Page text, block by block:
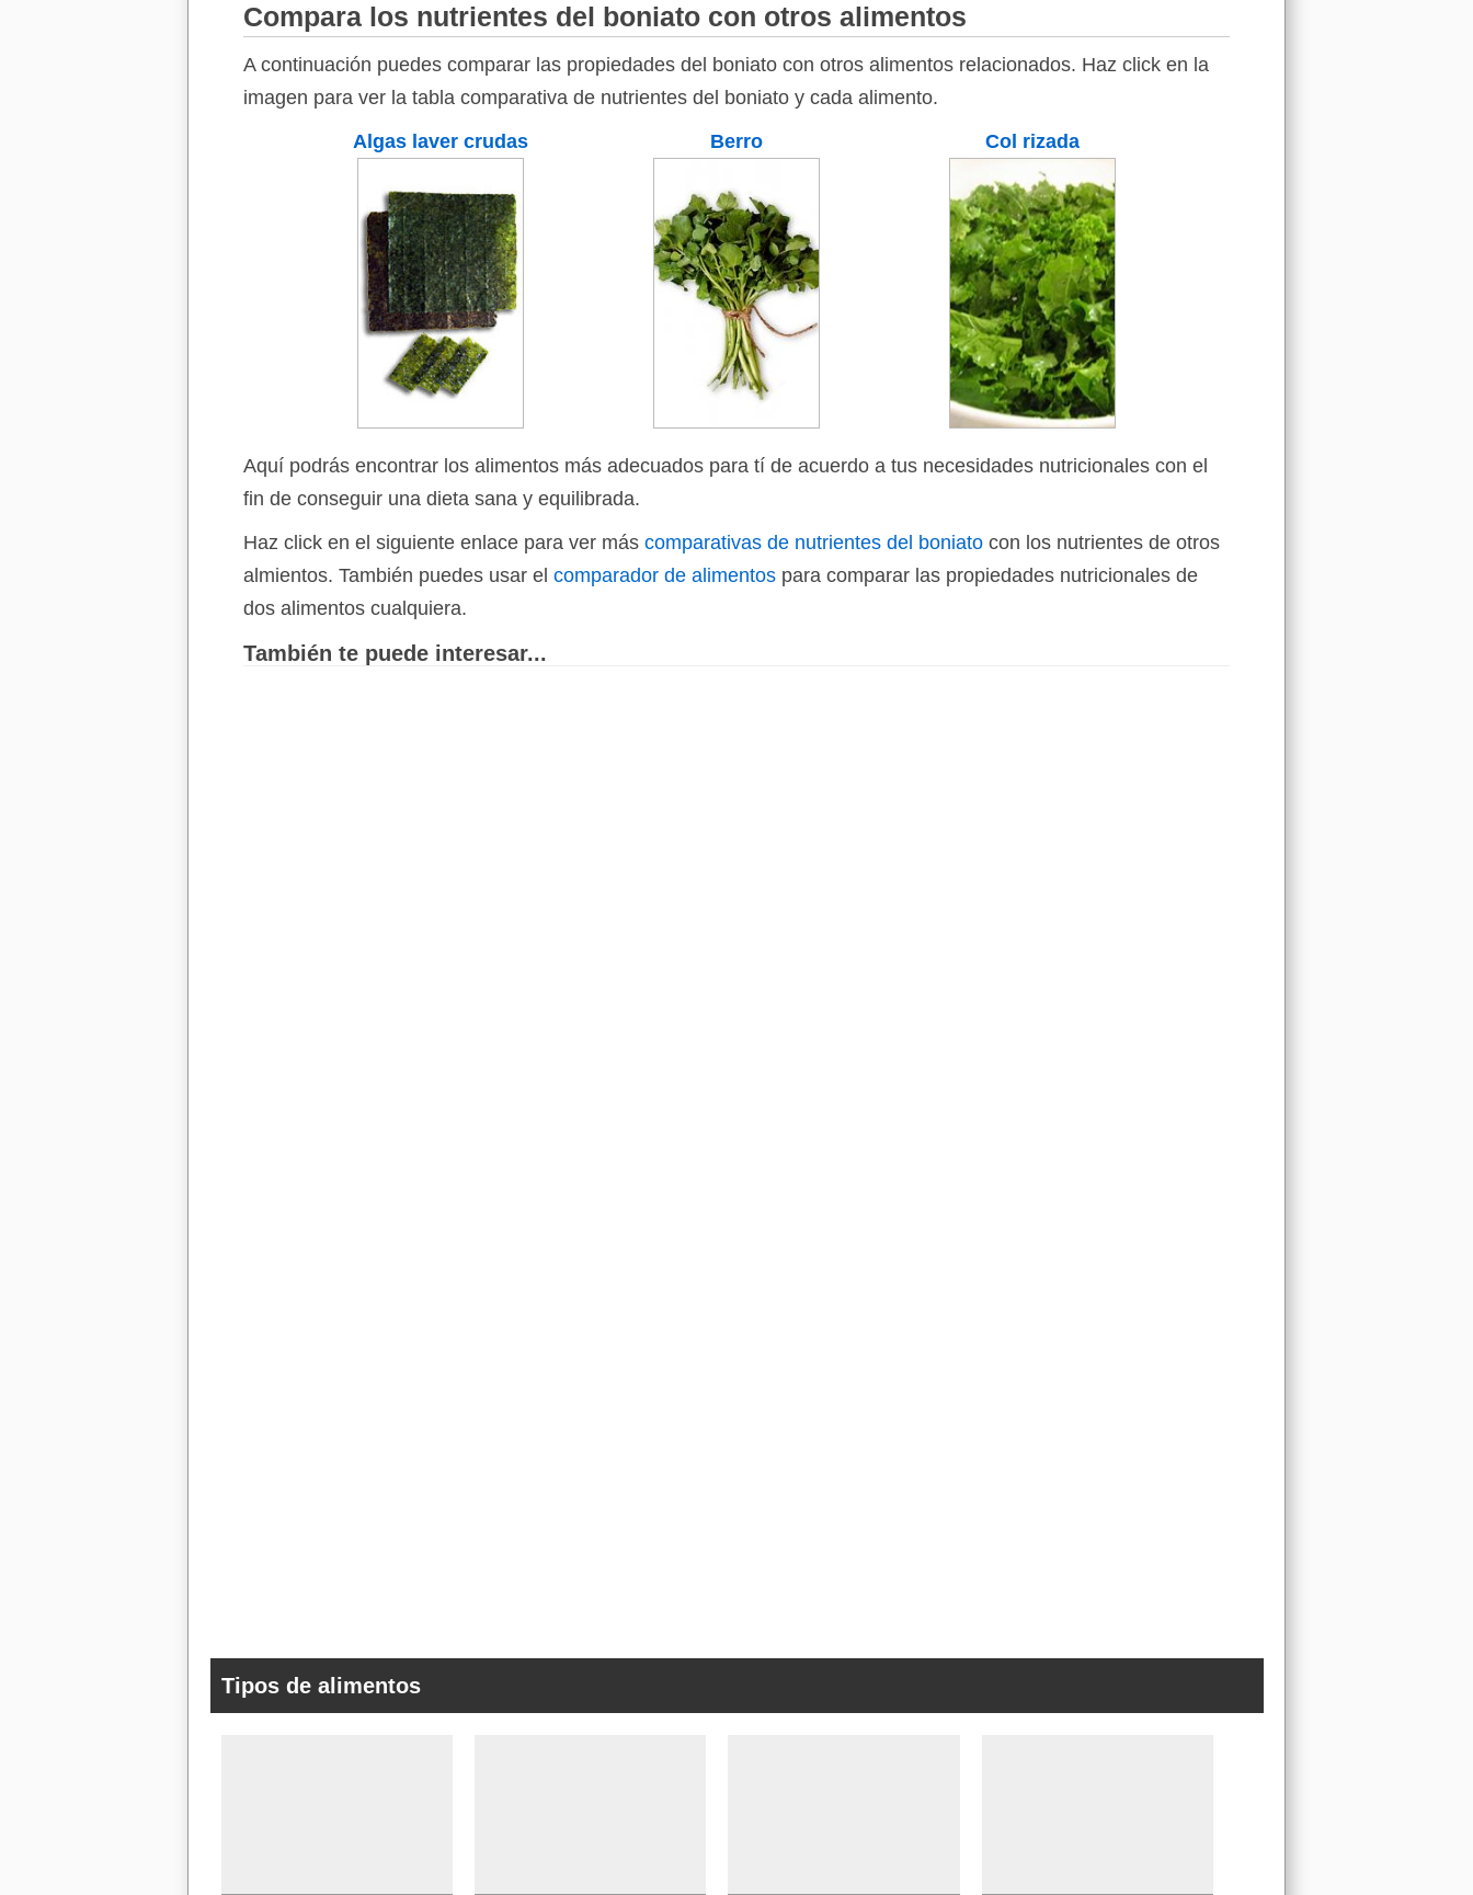
Compara los nutrientes del boniato con otros alimentos
A continuación puedes comparar las propiedades del boniato con otros alimentos relacionados. Haz click en la
imagen para ver la tabla comparativa de nutrientes del boniato y cada alimento.
Algas laver crudas
Berro Col rizada
Aquí podrás encontrar los alimentos más adecuados para tí de acuerdo a tus necesidades nutricionales con el
fin de conseguir una dieta sana y equilibrada.
Haz click en el siguiente enlace para ver más comparativas de nutrientes del boniato con los nutrientes de otros
almientos. También puedes usar el comparador de alimentos para comparar las propiedades nutricionales de
dos alimentos cualquiera.
También te puede interesar...
Tipos de alimentos